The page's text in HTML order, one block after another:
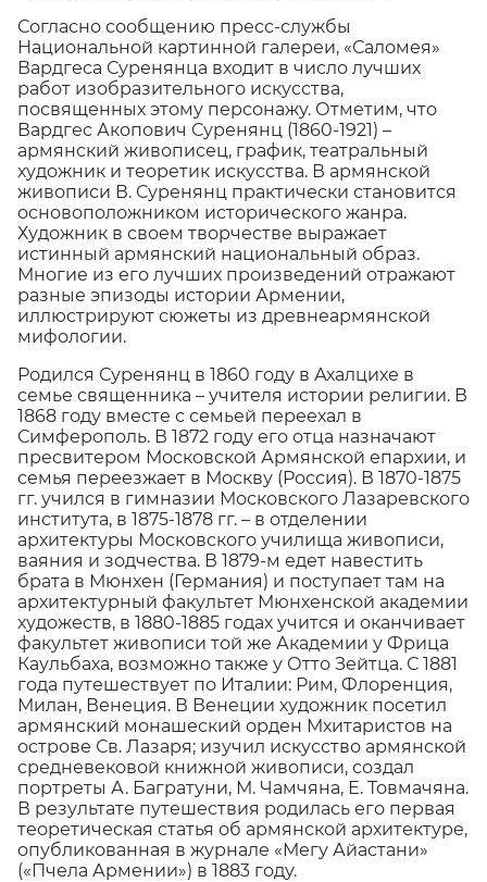
Согласно сообщению пресс-службы
Национальной картинной галереи, «Саломея»
Вардгеса Суренянца входит в число лучших
работ изобразительного искусства,
посвященных этому персонажу. Отметим, что
Вардгес Акопович Суренянц (1860-1921) –
армянский живописец, график, театральный
художник и теоретик искусства. В армянской
живописи В. Суренянц практически становится
основоположником исторического жанра.
Художник в своем творчестве выражает
истинный армянский национальный образ.
Многие из его лучших произведений отражают
разные эпизоды истории Армении,
иллюстрируют сюжеты из древнеармянской
мифологии.
Родился Суренянц в 1860 году в Ахалцихе в
семье священника – учителя истории религии. В
1868 году вместе с семьей переехал в
Симферополь. В 1872 году его отца назначают
пресвитером Московской Армянской епархии, и
семья переезжает в Москву (Россия). В 1870-1875
гг. учился в гимназии Московского Лазаревского
института, в 1875-1878 гг. – в отделении
архитектуры Московского училища живописи,
ваяния и зодчества. В 1879-м едет навестить
брата в Мюнхен (Германия) и поступает там на
архитектурный факультет Мюнхенской академии
художеств, в 1880-1885 годах учится и оканчивает
факультет живописи той же Академии у Фрица
Каульбаха, возможно также у Отто Зейтца. С 1881
года путешествует по Италии: Рим, Флоренция,
Милан, Венеция. В Венеции художник посетил
армянский монашеский орден Мхитаристов на
острове Св. Лазаря; изучил искусство армянской
средневековой книжной живописи, создал
портреты А. Багратуни, М. Чамчяна, Е. Товмачяна.
В результате путешествия родилась его первая
теоретическая статья об армянской архитектуре,
опубликованная в журнале «Мегу Айастани»
(«Пчела Армении») в 1883 году.